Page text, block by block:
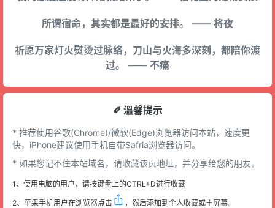
所谓宿命，其实都是最好的安排。 —— 将夜
祈愿万家灯火熨烫过脉络，刀山与火海多深刻，都陪你渡
过。 —— 不痛
✐ 溫馨提示
* 推荐使用谷歌(Chrome)/微软(Edge)浏览器访问本站，速度更
快，iPhone建议使用手机自带Safria浏览器访问。
* 如果您记不住本站域名，请收藏该页地址，并分享给您的朋友。
1、使用电脑的用户，请按键盘上的CTRL+D进行收藏
2、苹果手机用户在浏览器点击 ，然后添加到个人收藏或主屏幕。